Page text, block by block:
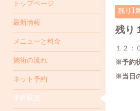
残り1
残り
１２：
※予約
※当日
トップページ
最新情報
メニューと料金
施術の流れ
ネット予約
予約状況